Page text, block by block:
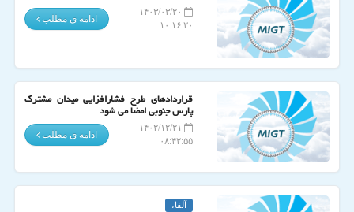
۱۴۰۳/۰۳/۲۰
۱۰:۱۶:۲۰
ادامه ی مطلب
قراردادهای طرح فشارافزایی میدان مشترک
پارس جنوبی امضا می شود
۱۴۰۲/۱۲/۲۱
۰۸:۴۲:۵۵
ادامه ی مطلب
آلفا،